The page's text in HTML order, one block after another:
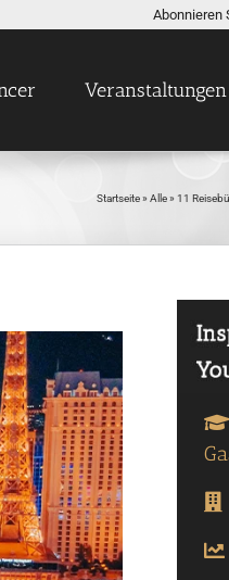
Abonnieren
Veranstaltungen
Startseite» Alle» 11